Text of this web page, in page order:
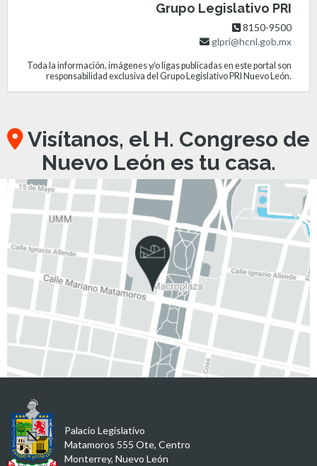
Grupo Legislativo PRI
8150-9500
glpri@hcnl.gob.mx
Toda la información, imágenes y/o ligas publicadas en este portal son
responsabilidad exclusiva del Grupo Legislativo PRI Nuevo León.
Visítanos, el H. Congreso de
Nuevo León es tu casa.
Palacio Legislativo
Matamoros 555 Ote, Centro
Monterrey, Nuevo León